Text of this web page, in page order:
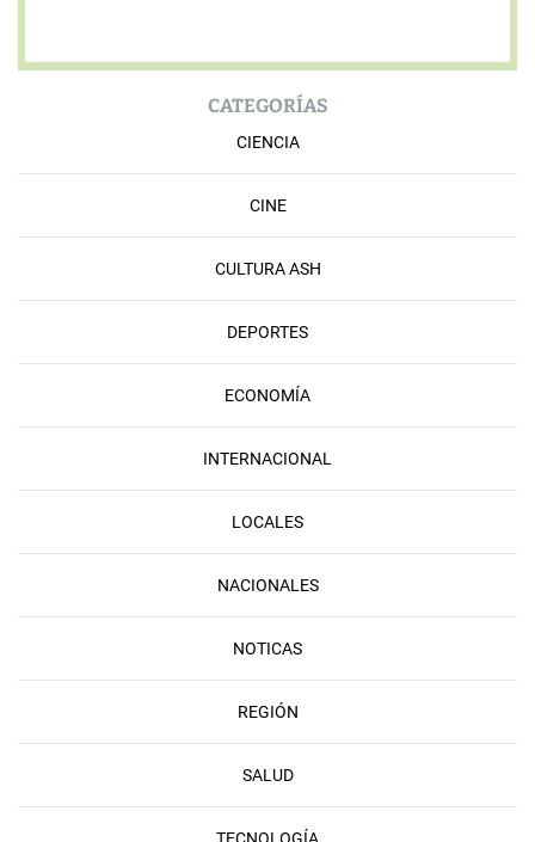
CATEGORÍAS
CIENCIA
CINE
CULTURA ASH
DEPORTES
ECONOMÍA
INTERNACIONAL
LOCALES
NACIONALES
NOTICAS
REGIÓN
SALUD
TECNOLOGÍA